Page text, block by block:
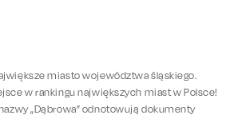
miasto województwa śląskiego.
w rankingu największych miast w Polsce!
„Dąbrowa” odnotowują dokumenty